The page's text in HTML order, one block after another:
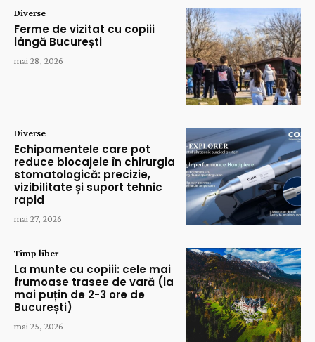
Diverse
Ferme de vizitat cu copiii
lângă București
mai 28, 2026
Diverse
Echipamentele care pot
reduce blocajele în chirurgia
stomatologică: precizie,
vizibilitate și suport tehnic
rapid
mai 27, 2026
Timp liber
La munte cu copiii: cele mai
frumoase trasee de vară (la
mai puțin de 2-3 ore de
București)
mai 25, 2026